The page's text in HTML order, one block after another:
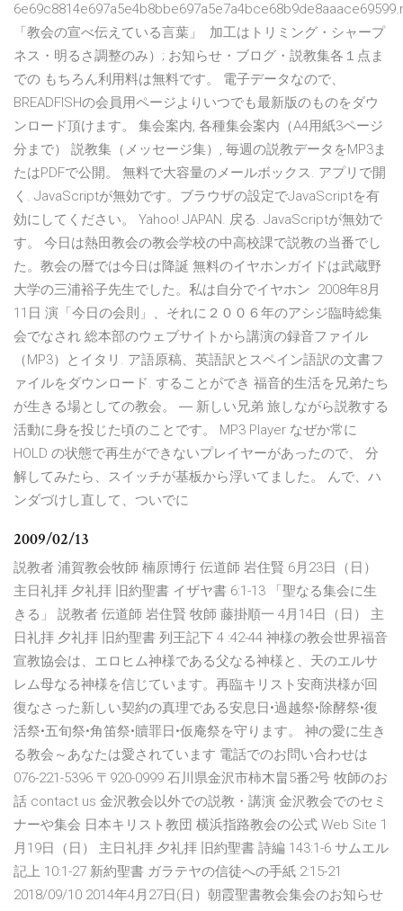
「教会の宣べ伝えている言葉」 加工はトリミング・シャープ
ネス・明るさ調整のみ）; お知らせ・ブログ・説教集各１点ま
での もちろん利用料は無料です。 電子データなので、
BREADFISHの会員用ページよりいつでも最新版のものをダウ
ンロード頂けます。 集会案内, 各種集会案内（A4用紙3ページ
分まで） 説教集（メッセージ集）, 毎週の説教データをMP3ま
たはPDFで公開。 無料で大容量のメールボックス. アプリで開
く. JavaScriptが無効です。ブラウザの設定でJavaScriptを有
効にしてください。 Yahoo! JAPAN. 戻る. JavaScriptが無効で
す。 今日は熱田教会の教会学校の中高校課で説教の当番でし
た。教会の暦では今日は降誕 無料のイヤホンガイドは武蔵野
大学の三浦裕子先生でした。私は自分でイヤホン 2008年8月
11日 演「今日の会則」、それに２００６年のアシジ臨時総集
会でなされ 総本部のウェブサイトから講演の録音ファイル
（MP3）とイタリ. ア語原稿、英語訳とスペイン語訳の文書フ
ァイルをダウンロード. することができ 福音的生活を兄弟たち
が生きる場としての教会。 ― 新しい兄弟 旅しながら説教する
活動に身を投じた頃のことです。 MP3 Player なぜか常に
HOLD の状態で再生ができないプレイヤーがあったので、 分
解してみたら、スイッチが基板から浮いてました。 んで、ハ
ンダづけし直して、ついでに
2009/02/13
説教者 浦賀教会牧師 楠原博行 伝道師 岩住賢 6月23日（日）
主日礼拝 夕礼拝 旧約聖書 イザヤ書 6:1-13 「聖なる集会に生
きる」 説教者 伝道師 岩住賢 牧師 藤掛順一 4月14日（日） 主
日礼拝 夕礼拝 旧約聖書 列王記下 4 :42-44 神様の教会世界福音
宣教協会は、エロヒム神様である父なる神様と、天のエルサ
レム母なる神様を信じています。再臨キリスト安商洪様が回
復なさった新しい契約の真理である安息日•過越祭•除酵祭•復
活祭•五旬祭•角笛祭•贖罪日•仮庵祭を守ります。 神の愛に生き
る教会～あなたは愛されています 電話でのお問い合わせは
076-221-5396 〒920-0999 石川県金沢市柿木畠5番2号 牧師のお
話 contact us 金沢教会以外での説教・講演 金沢教会でのセミ
ナーや集会 日本キリスト教団 横浜指路教会の公式 Web Site 1
月19日（日） 主日礼拝 夕礼拝 旧約聖書 詩編 143:1-6 サムエル
記上 10:1-27 新約聖書 ガラテヤの信徒への手紙 2:15-21
2018/09/10 2014年4月27日(日）朝霞聖書教会集会のお知らせ